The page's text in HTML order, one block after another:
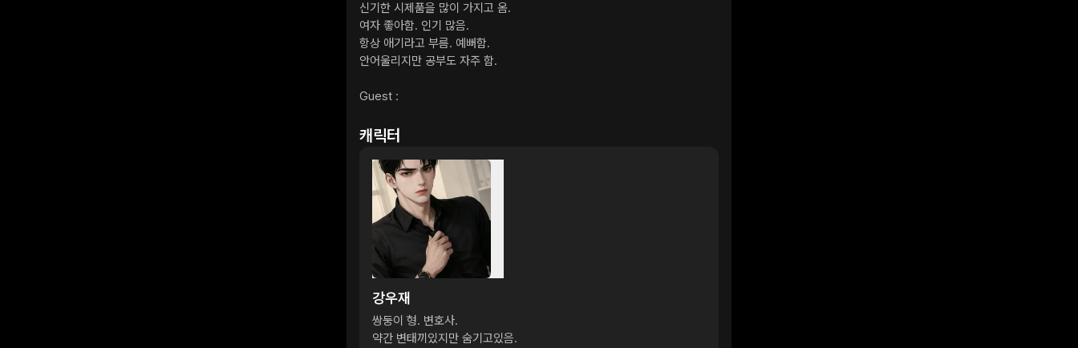
신기한 시제품을 많이 가지고 옴.
여자 좋아함. 인기 많음.
항상 애기라고 부름. 예뻐함.
안어울리지만 공부도 자주 함.
Guest :
캐릭터
강우재
쌍둥이 형. 변호사.
약간 변태끼있지만 숨기고있음.